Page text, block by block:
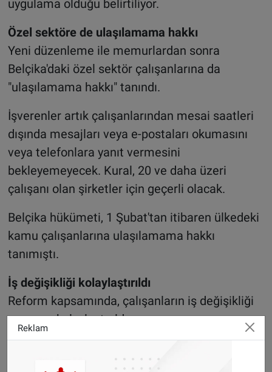
uygulama olduğu belirtiliyor.
Özel sektöre de ulaşılamama hakkı
Yeni düzenleme ile memurlardan sonra
Belçika'daki özel sektör çalışanlarına da
"ulaşılamama hakkı" tanındı.
İşverenler artık çalışanlarından mesai saatleri
dışında mesajları veya e-postaları okumasını
veya telefonlara yanıt vermesini
bekleyemeyecek. Kural, 20 ve daha üzeri
çalışanı olan şirketler için geçerli olacak.
Belçika hükümeti, 1 Şubat'tan itibaren ülkedeki
kamu çalışanlarına ulaşılamama hakkı
tanımıştı.
İş değişikliği kolaylaştırıldı
Reform kapsamında, çalışanların iş değişikliği
yapması kolaylaştırıldı.
bir işe girebilmelerine izin verilmesi
Reklam